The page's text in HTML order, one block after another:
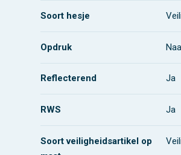
Soort hesje
Opdruk
Reflecterend Ja
RWS Ja
Soort veiligheidsartikel op